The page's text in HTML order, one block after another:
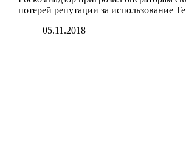
потерей репутации за использование
05.11.2018